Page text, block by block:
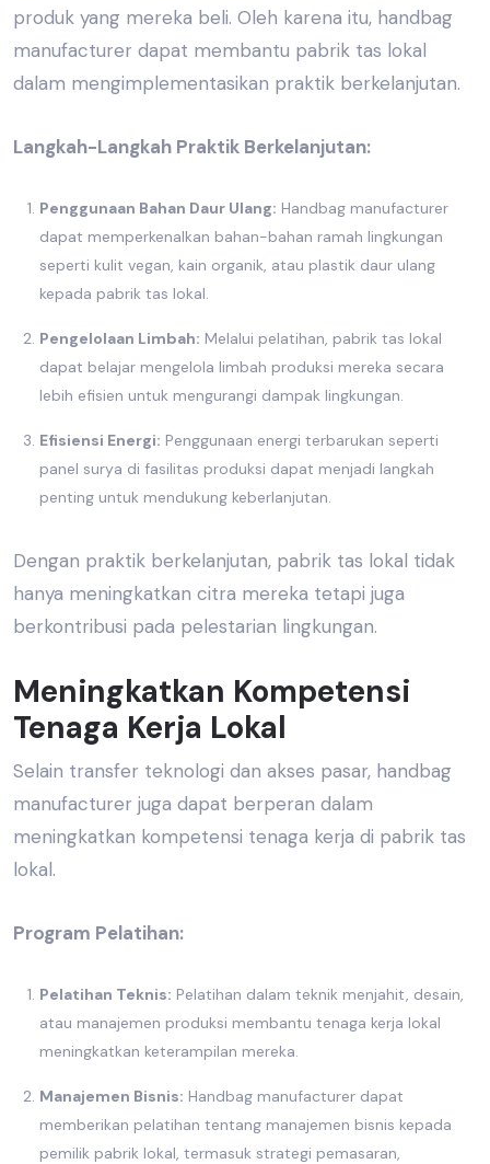
produk yang mereka beli. Oleh karena itu, handbag
manufacturer dapat membantu pabrik tas lokal
dalam mengimplementasikan praktik berkelanjutan.
Langkah-Langkah Praktik Berkelanjutan:
Penggunaan Bahan Daur Ulang: Handbag manufacturer
dapat memperkenalkan bahan-bahan ramah lingkungan
seperti kulit vegan, kain organik, atau plastik daur ulang
kepada pabrik tas lokal.
Pengelolaan Limbah: Melalui pelatihan, pabrik tas lokal
dapat belajar mengelola limbah produksi mereka secara
lebih efisien untuk mengurangi dampak lingkungan.
Efisiensi Energi: Penggunaan energi terbarukan seperti
panel surya di fasilitas produksi dapat menjadi langkah
penting untuk mendukung keberlanjutan.
Dengan praktik berkelanjutan, pabrik tas lokal tidak
hanya meningkatkan citra mereka tetapi juga
berkontribusi pada pelestarian lingkungan.
Meningkatkan Kompetensi
Tenaga Kerja Lokal
Selain transfer teknologi dan akses pasar, handbag
manufacturer juga dapat berperan dalam
meningkatkan kompetensi tenaga kerja di pabrik tas
lokal.
Program Pelatihan:
Pelatihan Teknis: Pelatihan dalam teknik menjahit, desain,
atau manajemen produksi membantu tenaga kerja lokal
meningkatkan keterampilan mereka.
Manajemen Bisnis: Handbag manufacturer dapat
memberikan pelatihan tentang manajemen bisnis kepada
pemilik pabrik lokal, termasuk strategi pemasaran,